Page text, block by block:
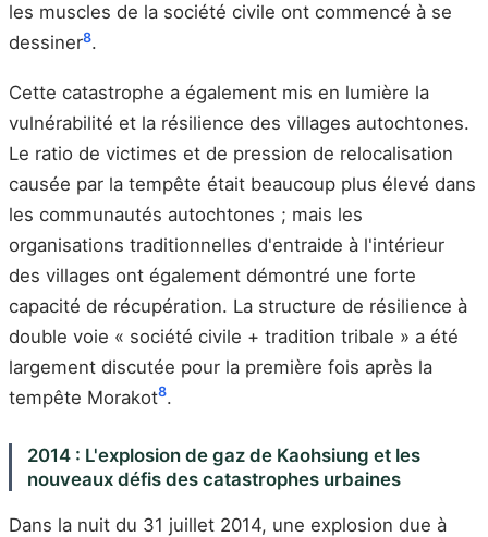
les muscles de la société civile ont commencé à se
dessiner8.
Cette catastrophe a également mis en lumière la
vulnérabilité et la résilience des villages autochtones.
Le ratio de victimes et de pression de relocalisation
causée par la tempête était beaucoup plus élevé dans
les communautés autochtones ; mais les
organisations traditionnelles d'entraide à l'intérieur
des villages ont également démontré une forte
capacité de récupération. La structure de résilience à
double voie « société civile + tradition tribale » a été
largement discutée pour la première fois après la
tempête Morakot8.
2014 : L'explosion de gaz de Kaohsiung et les
nouveaux défis des catastrophes urbaines
Dans la nuit du 31 juillet 2014, une explosion due à